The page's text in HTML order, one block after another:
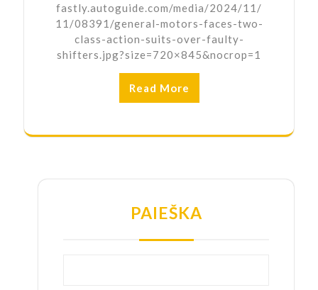
fastly.autoguide.com/media/2024/11/
11/08391/general-motors-faces-two-
class-action-suits-over-faulty-
shifters.jpg?size=720×845&nocrop=1
Read More
PAIEŠKA